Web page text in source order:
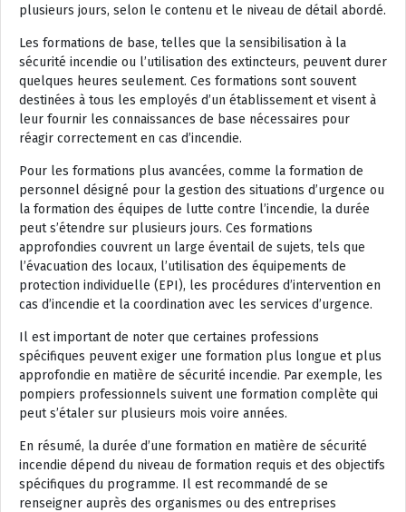
plusieurs jours, selon le contenu et le niveau de détail abordé.
Les formations de base, telles que la sensibilisation à la
sécurité incendie ou l’utilisation des extincteurs, peuvent durer
quelques heures seulement. Ces formations sont souvent
destinées à tous les employés d’un établissement et visent à
leur fournir les connaissances de base nécessaires pour
réagir correctement en cas d’incendie.
Pour les formations plus avancées, comme la formation de
personnel désigné pour la gestion des situations d’urgence ou
la formation des équipes de lutte contre l’incendie, la durée
peut s’étendre sur plusieurs jours. Ces formations
approfondies couvrent un large éventail de sujets, tels que
l’évacuation des locaux, l’utilisation des équipements de
protection individuelle (EPI), les procédures d’intervention en
cas d’incendie et la coordination avec les services d’urgence.
Il est important de noter que certaines professions
spécifiques peuvent exiger une formation plus longue et plus
approfondie en matière de sécurité incendie. Par exemple, les
pompiers professionnels suivent une formation complète qui
peut s’étaler sur plusieurs mois voire années.
En résumé, la durée d’une formation en matière de sécurité
incendie dépend du niveau de formation requis et des objectifs
spécifiques du programme. Il est recommandé de se
renseigner auprès des organismes ou des entreprises